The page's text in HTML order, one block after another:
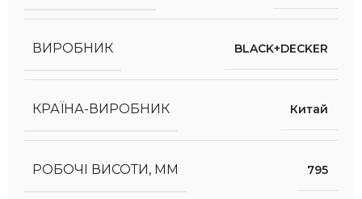
ВИРОБНИК BLACK+DECKER
КРАЇНА-ВИРОБНИК Китай
РОБОЧІ ВИСОТИ, ММ 795